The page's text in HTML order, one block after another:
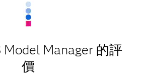
Model Manager 的評
價